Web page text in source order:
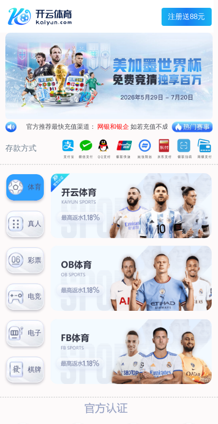
首页
关于我们
荣誉资质
合作伙伴
产品中心
烤箱纸
蜡纸
防油纸
糖果包装纸
汉堡包装纸
包肉纸
吸油纸
新闻展示
公司新闻
行业资讯
联系我们
联系方式
客户留言
扫码咨询